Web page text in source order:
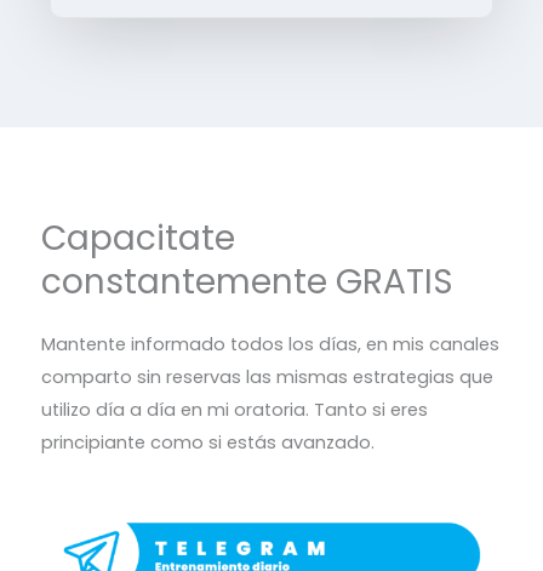
Capacitate
constantemente GRATIS
Mantente informado todos los días, en mis canales
comparto sin reservas las mismas estrategias que
utilizo día a día en mi oratoria. Tanto si eres
principiante como si estás avanzado.